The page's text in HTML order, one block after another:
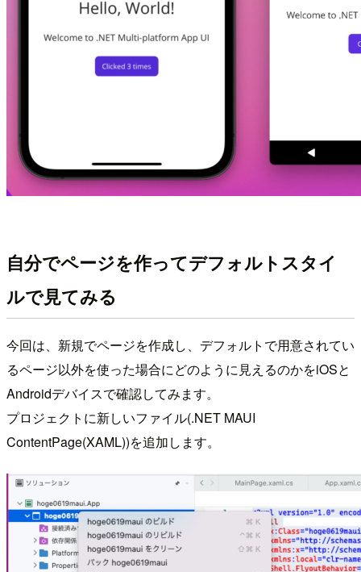
自分でページを作ってデフォルトスタイ
ルで見てみる
今回は、新規でページを作成し、デフォルトで用意されてい
るページ以外を使った場合にどのように見えるのかをiOSと
Androidデバイスで確認してみます。
プロジェクトに新しいファイル(.NET MAUI
ContentPage(XAML))を追加します。